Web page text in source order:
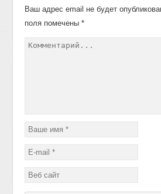
Ваш адрес email не будет
поля помечены*